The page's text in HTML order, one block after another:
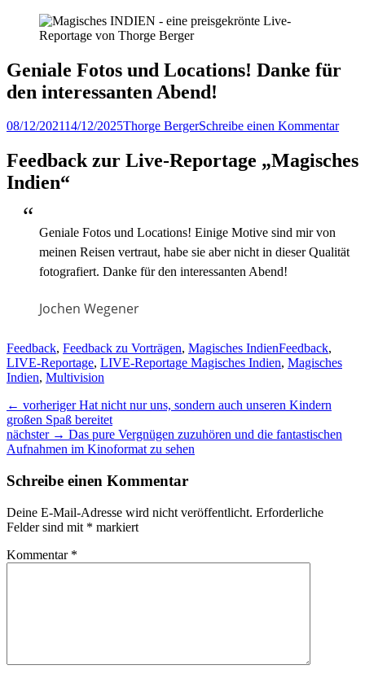
Geniale Fotos und Locations! Danke für
den interessanten Abend!
Veröffentlicht
08/12/202114/12/2025Author
Thorge BergerSchreibe einen Kommentar
Feedback zur Live-Reportage „Magisches
Indien“
Geniale Fotos und Locations! Einige Motive sind mir von
meinen Reisen vertraut, habe sie aber nicht in dieser Qualität
fotografiert. Danke für den interessanten Abend!
Jochen Wegener
Kategorien
Feedback, Feedback zu Vorträgen, Magisches IndienTags
Feedback,
LIVE-Reportage, LIVE-Reportage Magisches Indien, Magisches
Indien, Multivision
Beitragsnavigation
← vorheriger Vorheriger
Beitrag:
Hat nicht nur uns, sondern auch unseren Kindern
großen Spaß bereitet
nächster → nächster
Beitrag:
Das pure Vergnügen zuzuhören und die fantastischen
Aufnahmen im Kinoformat zu sehen
Schreibe einen Kommentar
Deine E-Mail-Adresse wird nicht veröffentlicht. Erforderliche
Felder sind mit * markiert
Kommentar *